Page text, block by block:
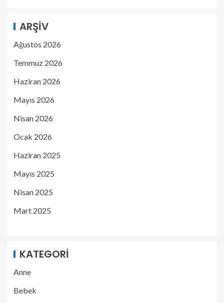
ARŞIV
Ağustos 2026
Temmuz 2026
Haziran 2026
Mayıs 2026
Nisan 2026
Ocak 2026
Haziran 2025
Mayıs 2025
Nisan 2025
Mart 2025
KATEGORI
Anne
Bebek